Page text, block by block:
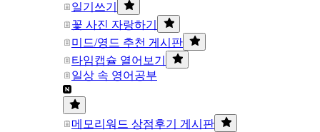
일기쓰기
꽃 사진 자랑하기
미드/영드 추천 게시판
타임캡슐 열어보기
일상 속 영어공부
메모리워드 상점후기 게시판